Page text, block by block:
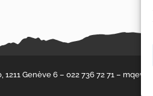
1211 Genève 6 –022 736 72 71 –